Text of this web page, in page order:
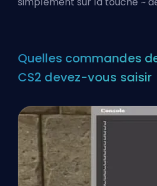
Quelles commandes
CS2 devez-vous saisir